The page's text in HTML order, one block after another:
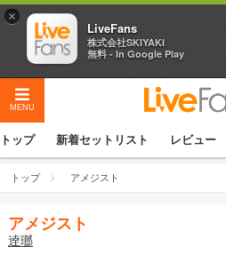
MENU
トップ 新着セットリスト レビュー
トップ アメジスト
アメジスト
逹瑯
×
LiveFans
株式会社SKIYAKI
無料 - In Google Play